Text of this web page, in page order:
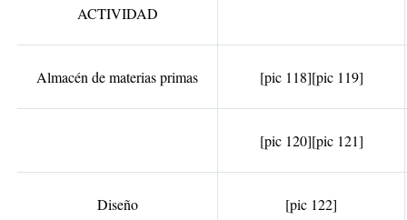
ACTIVIDAD
Almacén de materias primas [pic 118][pic 119]
[pic 120][pic 121]
Diseño [pic 122]